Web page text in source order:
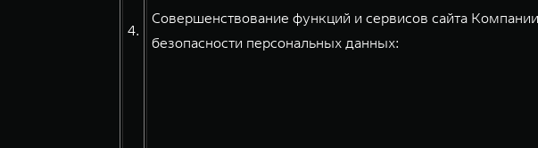
4.
Совершенствование функций и сервисов сайта
безопасности персональных данных: